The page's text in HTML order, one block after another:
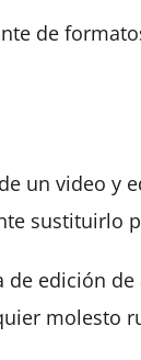
de
un video y
sustituirlo
edición
molesto